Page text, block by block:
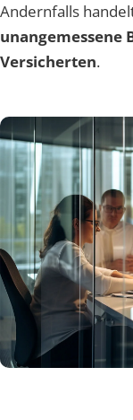
Andernfalls
unangemessene
Versicherten.